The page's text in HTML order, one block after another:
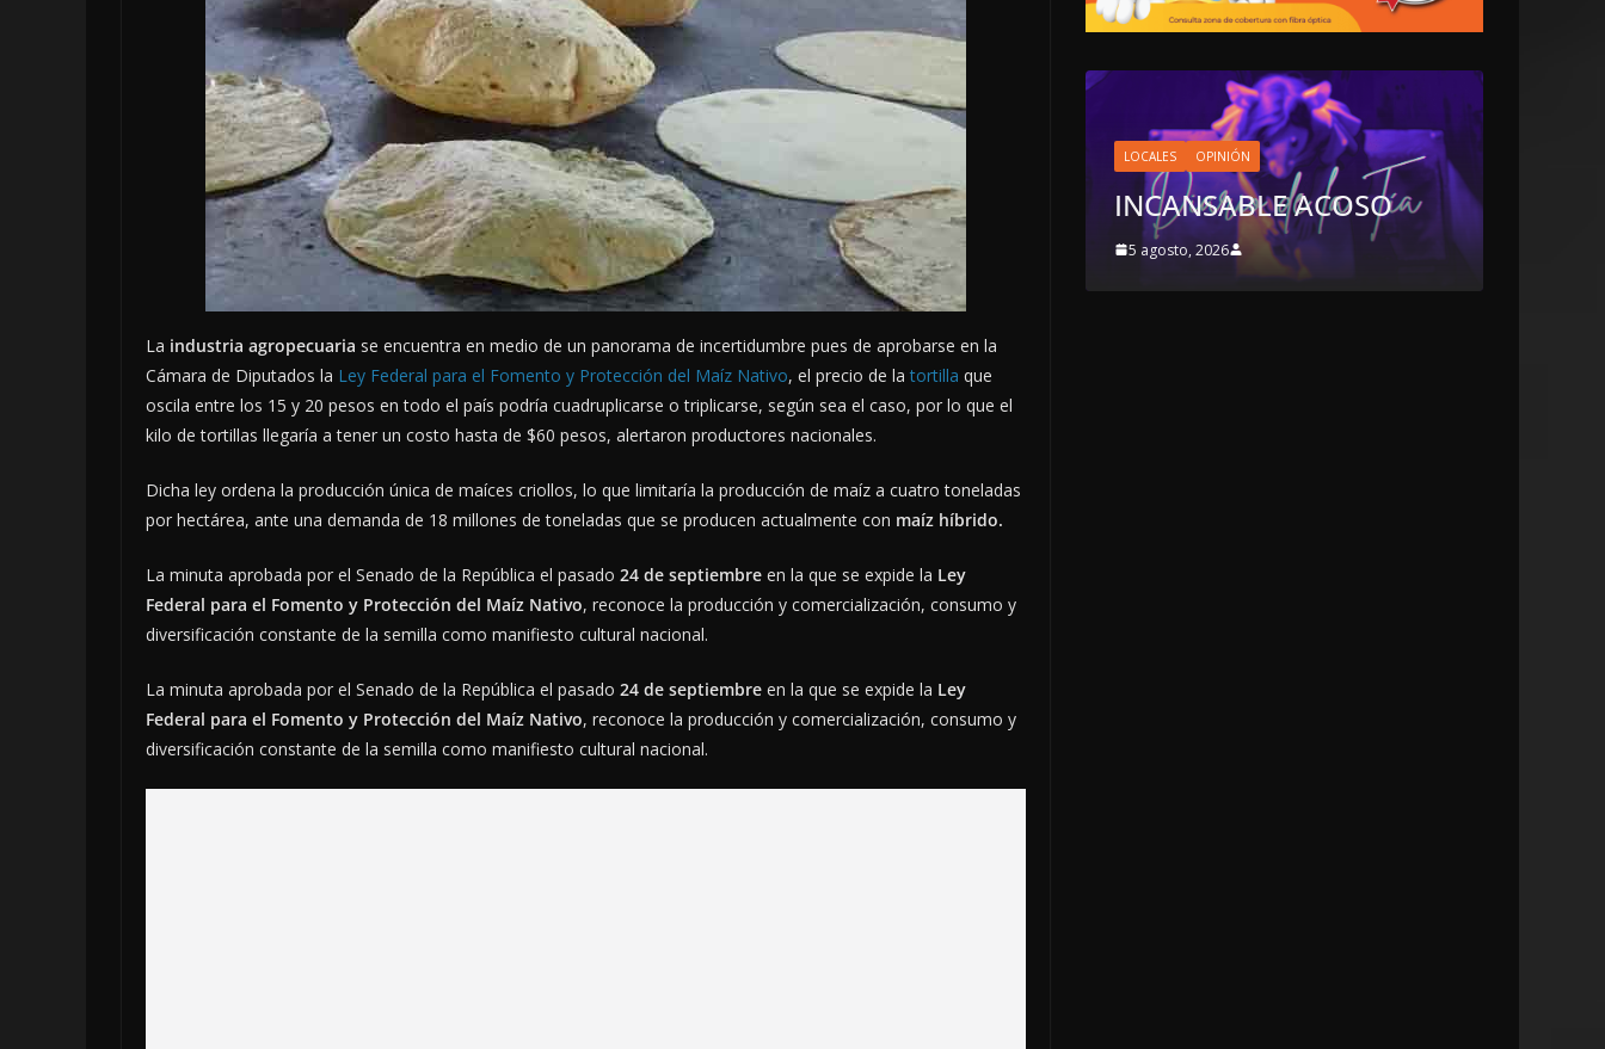
La industria agropecuaria se encuentra en medio de un panorama de incertidumbre pues de aprobarse en la
Cámara de Diputados la Ley Federal para el Fomento y Protección del Maíz Nativo, el precio de latortilla que
oscila entre los 15 y 20 pesos en todo el país podría cuadruplicarse o triplicarse, según sea el caso, por lo que el
kilo de tortillas llegaría a tener un costo hasta de $60 pesos, alertaron productores nacionales.
Dicha ley ordena la producción única de maíces criollos, lo que limitaría la producción de maíz a cuatro toneladas
por hectárea, ante una demanda de 18 millones de toneladas que se producen actualmente con maíz híbrido.
La minuta aprobada por el Senado de la República el pasado 24 de septiembre en la que se expide la Ley
Federal para el Fomento y Protección del Maíz Nativo, reconoce la producción y comercialización, consumo y
diversificación constante de la semilla como manifiesto cultural nacional.
La minuta aprobada por el Senado de la República el pasado 24 de septiembre en la que se expide la Ley
Federal para el Fomento y Protección del Maíz Nativo, reconoce la producción y comercialización, consumo y
diversificación constante de la semilla como manifiesto cultural nacional.
LOCALES OPINIÓN
INFORME ELECTORERO
4 agosto, 2026
INCANSABLE ACOSO
5 agosto, 2026
OPINIÓN
LA CLOACA DE LA
POLÍTICA | 4 DE AGOSTO
DE 2026
4 agosto, 2026